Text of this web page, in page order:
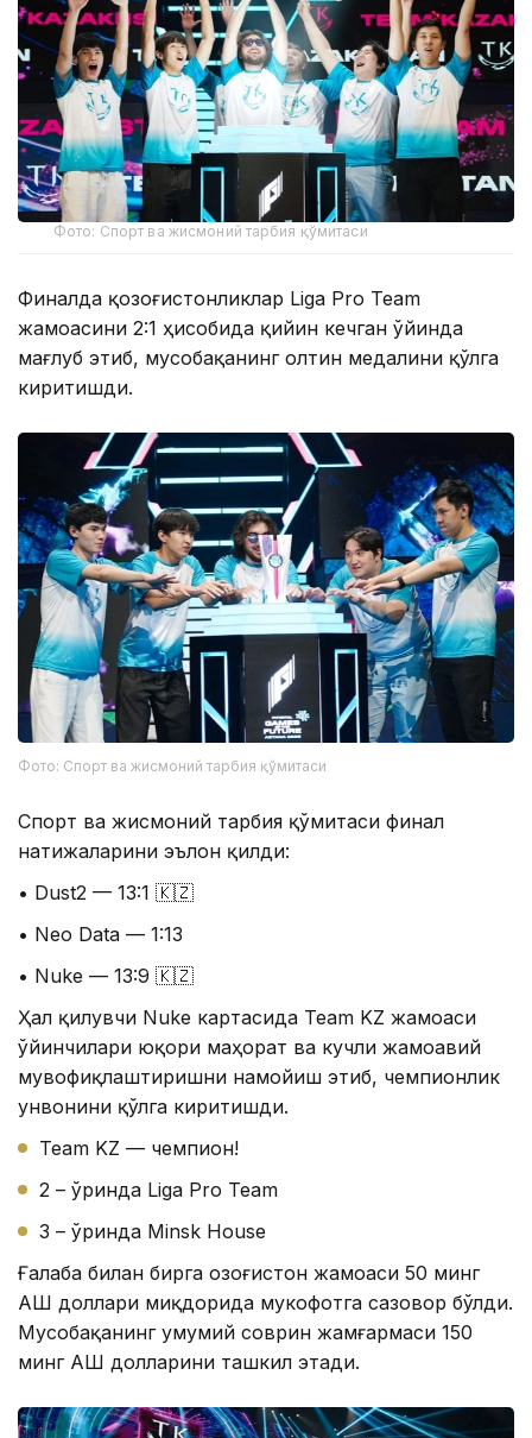
Фото: Спорт ва жисмоний тарбия қўмитаси
Финалда қозоғистонликлар Liga Pro Team
жамоасини 2:1 ҳисобида қийин кечган ўйинда
мағлуб этиб, мусобақанинг олтин медалини қўлга
киритишди.
Фото: Спорт ва жисмоний тарбия қўмитаси
Спорт ва жисмоний тарбия қўмитаси финал
натижаларини эълон қилди:
• Dust2 — 13:1 🇰🇿
• Neo Data — 1:13
• Nuke — 13:9 🇰🇿
Ҳал қилувчи Nuke картасида Team KZ жамоаси
ўйинчилари юқори маҳорат ва кучли жамоавий
мувофиқлаштиришни намойиш этиб, чемпионлик
унвонини қўлга киритишди.
Team KZ — чемпион!
2 – ўринда Liga Pro Team
3 – ўринда Minsk House
Ғалаба билан бирга Қозоғистон жамоаси 50 минг
АҚШ доллари миқдорида мукофотга сазовор бўлди.
Мусобақанинг умумий соврин жамғармаси 150
минг АҚШ долларини ташкил этади.